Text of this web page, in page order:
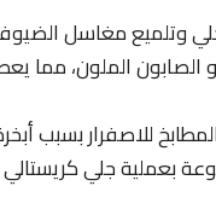
وتلميع مغاسل الضيوف
الصابون الملون، مما
للاصفرار بسبب
بعملية جلي